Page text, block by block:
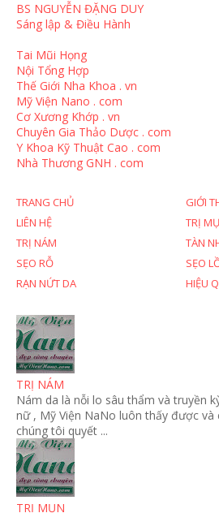
BS NGUYỄN ĐẶNG DUY
Sáng lập & Điều Hành
Tai Mũi Họng
Nội Tổng Hợp
Thế Giới Nha Khoa . vn
Mỹ Viện Nano . com
Cơ Xương Khớp . vn
Chuyên Gia Thảo Dược . com
Y Khoa Kỹ Thuật Cao . com
Nhà Thương GNH . com
TRANG CHỦ
GIỚI
LIÊN HỆ
TRỊ
TRỊ NÁM
TÀN
SẸO RỖ
SẸO
RẠN NỨT DA
HIỆU
TRỊ NÁM
Nám da là nỗi lo sâu thẩm và truyền
nữ , Mỹ Viện NaNo luôn thấy được và
chúng tôi quyết ...
TRỊ MỤN